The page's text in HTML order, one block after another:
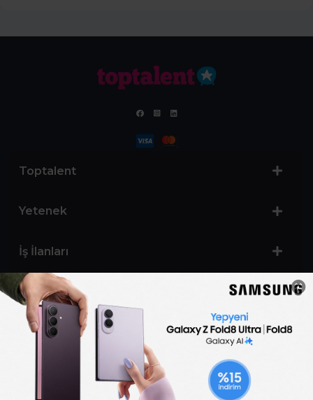
Toptalent
Yetenek
İş İlanları
Sertifika Programları
Yetenek Testleri